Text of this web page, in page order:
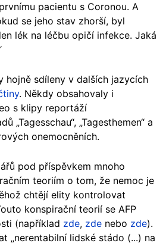
pacientu s Coronou. A
se jeho stav zhorší, byl
lék na léčbu opičí infekce. Jaká
hojně sdíleny v dalších jazycích
. Někdy obsahovaly i
s klipy reportáží
„Tagesschau“, „Tagesthemen“ a
onemocněních.
pod příspěvkem mnoho
teoriím o tom, že nemoc je
chtějí elity kontrolovat
konspirační teorií se AFP
(například zde, zde nebo zde).
„nerentabilní lidské stádo (...) na